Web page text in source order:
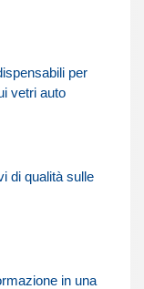
per
vetri auto
di qualità sulle
in una